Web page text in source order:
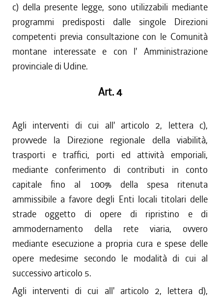
c) della presente legge, sono utilizzabili mediante
programmi predisposti dalle singole Direzioni
competenti previa consultazione con le Comunità
montane interessate e con l' Amministrazione
provinciale di Udine.
Art. 4
Agli interventi di cui all' articolo 2, lettera c),
provvede la Direzione regionale della viabilità,
trasporti e traffici, porti ed attività emporiali,
mediante conferimento di contributi in conto
capitale fino al 100% della spesa ritenuta
ammissibile a favore degli Enti locali titolari delle
strade oggetto di opere di ripristino e di
ammodernamento della rete viaria, ovvero
mediante esecuzione a propria cura e spese delle
opere medesime secondo le modalità di cui al
successivo articolo 5.
Agli interventi di cui all' articolo 2, lettera d),